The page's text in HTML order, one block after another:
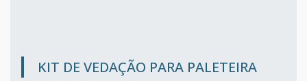
KIT DE VEDAÇÃO PARA PALETEIRA